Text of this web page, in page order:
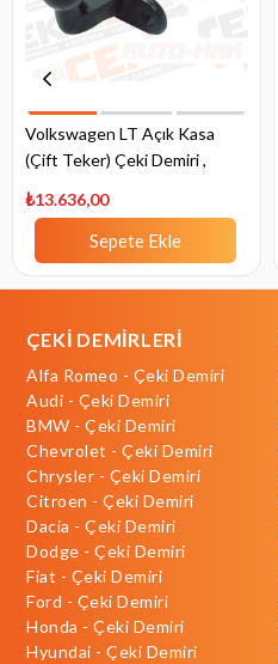
Volkswagen LT Açık Kasa
(Çift Teker) Çeki Demiri ,
₺13.636,00
Sepete Ekle
ÇEKİ DEMİRLERİ
Alfa Romeo - Çeki Demiri
Audi - Çeki Demiri
BMW - Çeki Demiri
Chevrolet - Çeki Demiri
Chrysler - Çeki Demiri
Citroen - Çeki Demiri
Dacia - Çeki Demiri
Dodge - Çeki Demiri
Fiat - Çeki Demiri
Ford - Çeki Demiri
Honda - Çeki Demiri
Hyundai - Çeki Demiri